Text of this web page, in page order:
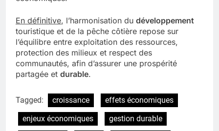
En définitive, l’harmonisation du développement
touristique et de la pêche côtière repose sur
l’équilibre entre exploitation des ressources,
protection des milieux et respect des
communautés, afin d’assurer une prospérité
partagée et durable.
Tagged: croissance
effets économiques
enjeux économiques
gestion durable